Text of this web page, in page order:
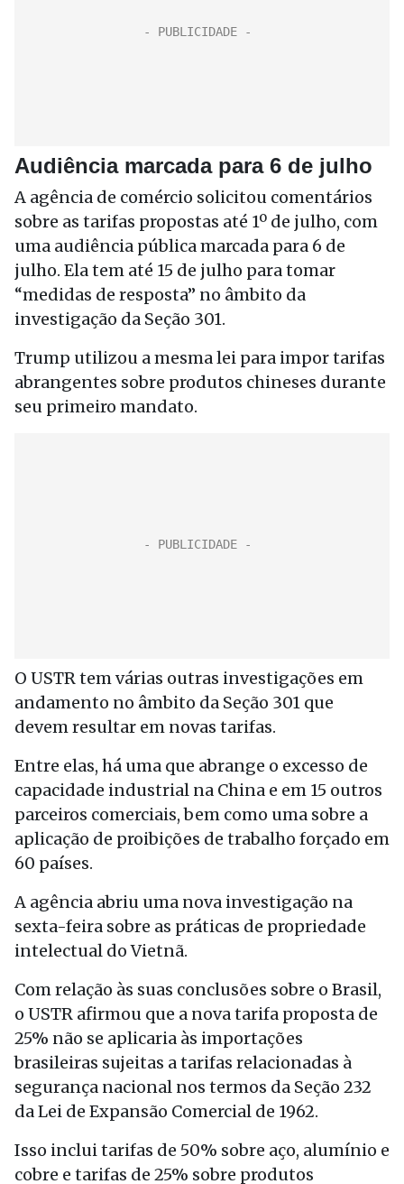
Audiência marcada para 6 de julho
A agência de comércio solicitou comentários
sobre as tarifas propostas até 1º de julho, com
uma audiência pública marcada para 6 de
julho. Ela tem até 15 de julho para tomar
“medidas de resposta” no âmbito da
investigação da Seção 301.
Trump utilizou a mesma lei para impor tarifas
abrangentes sobre produtos chineses durante
seu primeiro mandato.
O USTR tem várias outras investigações em
andamento no âmbito da Seção 301 que
devem resultar em novas tarifas.
Entre elas, há uma que abrange o excesso de
capacidade industrial na China e em 15 outros
parceiros comerciais, bem como uma sobre a
aplicação de proibições de trabalho forçado em
60 países.
A agência abriu uma nova investigação na
sexta-feira sobre as práticas de propriedade
intelectual do Vietnã.
Com relação às suas conclusões sobre o Brasil,
o USTR afirmou que a nova tarifa proposta de
25% não se aplicaria às importações
brasileiras sujeitas a tarifas relacionadas à
segurança nacional nos termos da Seção 232
da Lei de Expansão Comercial de 1962.
Isso inclui tarifas de 50% sobre aço, alumínio e
cobre e tarifas de 25% sobre produtos